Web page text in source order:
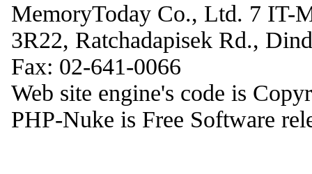
MemoryToday Co., Ltd. 7 IT-
3R22, Ratchadapisek Rd.,
Fax: 02-641-0066
Web site engine's code is
PHP-Nuke is Free Software